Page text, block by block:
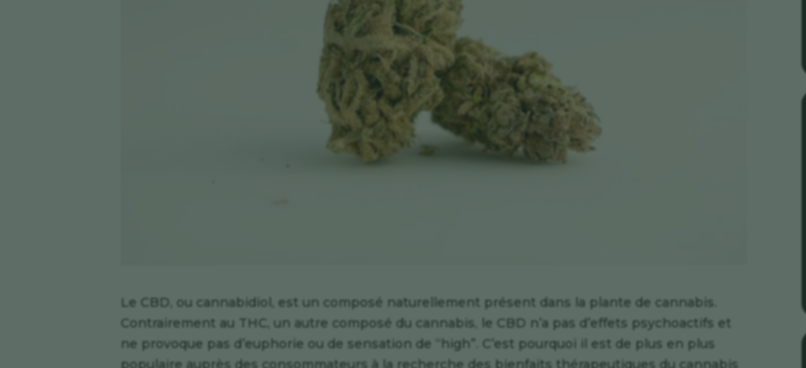
Le CBD, ou cannabidiol, est un composé naturellement présent dans la plante de cannabis.
Contrairement au THC, un autre composé du cannabis, le CBD n’a pas d’effets psychoactifs et
ne provoque pas d’euphorie ou de sensation de “high”. C’est pourquoi il est de plus en plus
populaire auprès des consommateurs à la recherche des bienfaits thérapeutiques du cannabis